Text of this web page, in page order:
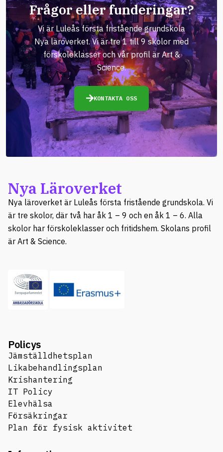
Frågor eller funderingar?
Vi är Luleås första fristående grundskola
Nya läroverket. Vi är tre 1 till 9 skolor med
förskoleklasser och vår profil är Art &
Science.
KONTAKTA OSS
Nya Läroverket
Nya läroverket är Luleås första fristående grundskola. Vi
är tre skolor, där två har åk 1 – 9 och en åk 1 – 6. Alla
skolor har förskoleklasser och fritidshem. Skolans profil
är Art & Science.
Policys
Jämställdhetsplan
Likabehandlingsplan
Krishantering
IT Policy
Elevhälsa
Försäkringar
Plan för fysisk aktivitet